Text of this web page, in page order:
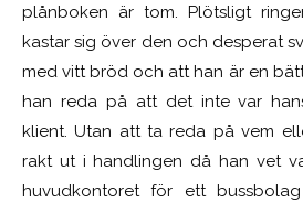
plånboken är tom. Plötsligt
kastar sig över den och desperat
med vitt bröd och att han är en
han reda på att det inte var
klient. Utan att ta reda på vem
rakt ut i handlingen då han vet
huvudkontoret för ett